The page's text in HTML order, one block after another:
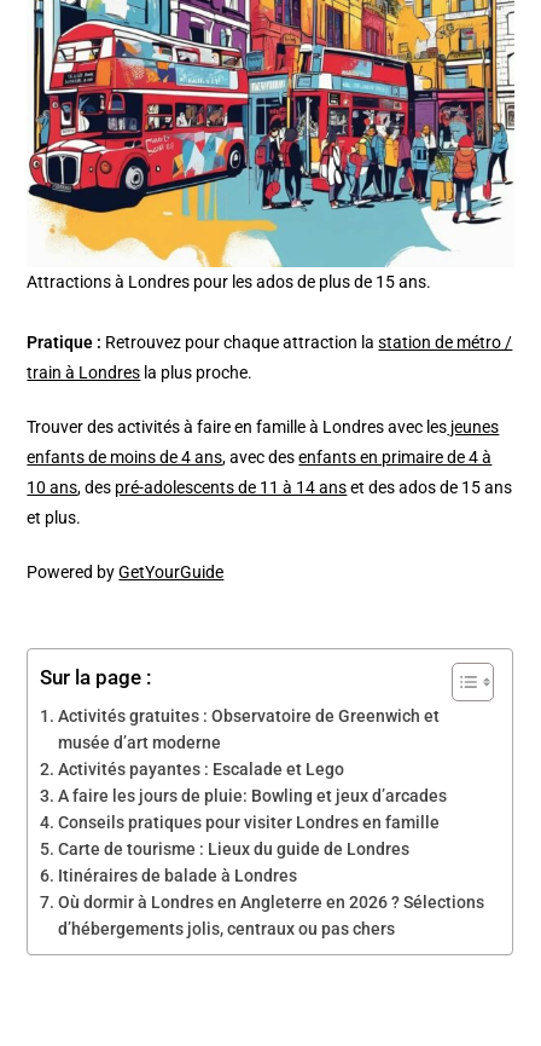
Attractions à Londres pour les ados de plus de 15 ans.
Pratique : Retrouvez pour chaque attraction lastation de métro /
train à Londres la plus proche.
Trouver des activités à faire en famille à Londres avec les jeunes
enfants de moins de 4 ans, avec desenfants en primaire de 4 à
10 ans, des pré-adolescents de 11 à 14 anset des ados de 15 ans
et plus.
Powered byGetYourGuide
Sur la page :
Activités gratuites : Observatoire de Greenwich et
musée d’art moderne
Activités payantes : Escalade et Lego
A faire les jours de pluie: Bowling et jeux d’arcades
Conseils pratiques pour visiter Londres en famille
Carte de tourisme : Lieux du guide de Londres
Itinéraires de balade à Londres
Où dormir à Londres en Angleterre en 2026 ? Sélections
d’hébergements jolis, centraux ou pas chers